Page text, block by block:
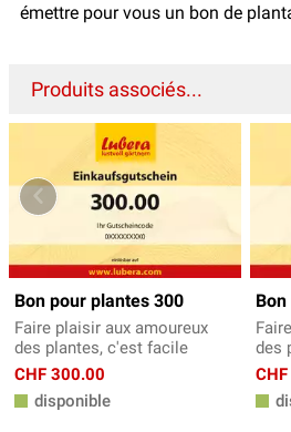
émettre pour vous un bon de
Produits associés...
Bon pour plantes 300
Faire plaisir aux amoureux
des plantes, c'est facile
CHF 300.00
disponible
des